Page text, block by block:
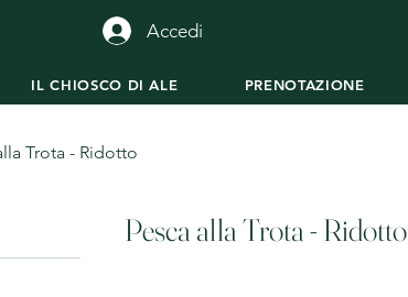
Accedi
IL CHIOSCO DI ALE PRENOTAZIONE
Trota - Ridotto
Pesca alla Trota - Ridotto